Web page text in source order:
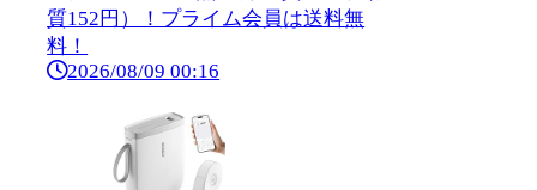
質152円）！プライム会員は送料無
料！
2026/08/09 00:16